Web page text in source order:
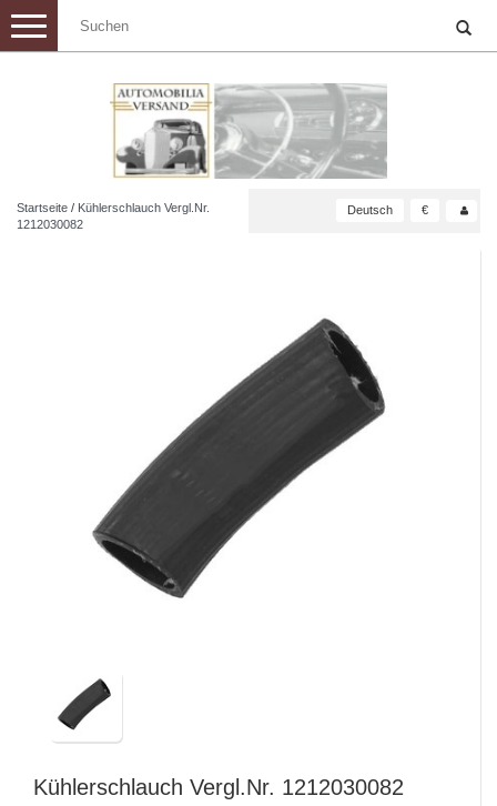
Toggle
navigation
Startseite / Kühlerschlauch Vergl.Nr.
1212030082
Deutsch €
Kühlerschlauch Vergl.Nr. 1212030082